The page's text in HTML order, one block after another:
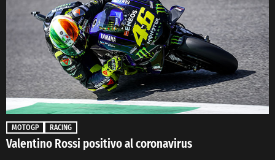
MOTOGP RACING
Valentino Rossi positivo al coronavirus